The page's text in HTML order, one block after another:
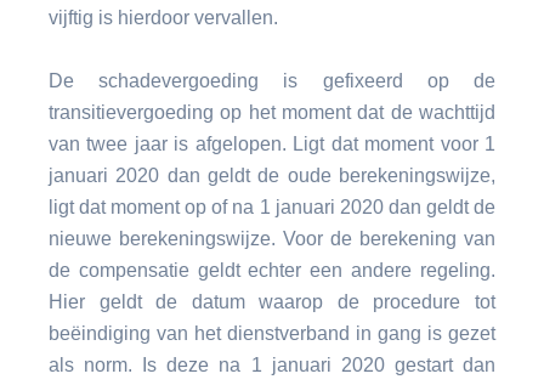
vijftig is hierdoor vervallen.
De schadevergoeding is gefixeerd op de
transitievergoeding op het moment dat de wachttijd
van twee jaar is afgelopen. Ligt dat moment voor 1
januari 2020 dan geldt de oude berekeningswijze,
ligt dat moment op of na 1 januari 2020 dan geldt de
nieuwe berekeningswijze. Voor de berekening van
de compensatie geldt echter een andere regeling.
Hier geldt de datum waarop de procedure tot
beëindiging van het dienstverband in gang is gezet
als norm. Is deze na 1 januari 2020 gestart dan